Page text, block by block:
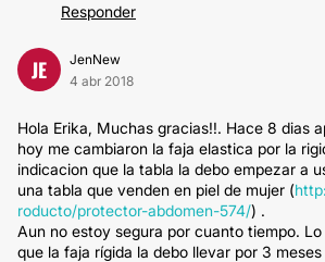
Responder
JE
JenNew
4 abr 2018
Hola Erika, Muchas gracias!!. Hace 8 dias
hoy me cambiaron la faja elastica por la
indicacion que la tabla la debo empezar a
una tabla que venden en piel de mujer (
roducto/protector-abdomen-574/) .
Aun no estoy segura por cuanto tiempo.
que la faja rígida la debo llevar por 3